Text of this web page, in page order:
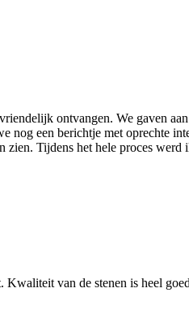
ontvangen. We gaven
nog een berichtje met oprechte
zien. Tijdens het hele proces
Kwaliteit van de stenen is heel